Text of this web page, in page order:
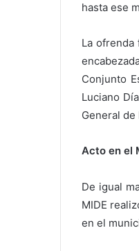
hasta ese
La
Conjunto
Luciano
General de
Acto en el
De igual
MIDE
en el